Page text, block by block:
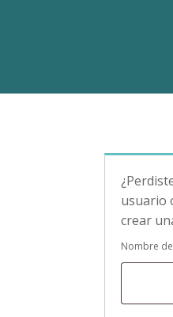
usuario
crear
Nombre